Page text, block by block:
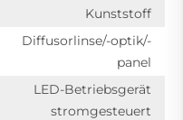
Kunststoff
Diffusorlinse/-optik/-
panel
LED-Betriebsgerät
stromgesteuert